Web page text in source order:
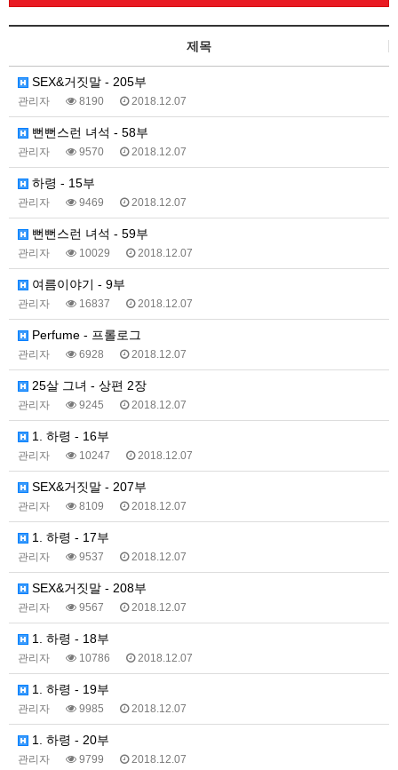
제목
SEX&거짓말 - 205부
관리자 8190 2018.12.07
뻔뻔스런 녀석 - 58부
관리자 9570 2018.12.07
하령 - 15부
관리자 9469 2018.12.07
뻔뻔스런 녀석 - 59부
관리자 10029 2018.12.07
여름이야기 - 9부
관리자 16837 2018.12.07
Perfume - 프롤로그
관리자 6928 2018.12.07
25살 그녀 - 상편 2장
관리자 9245 2018.12.07
1. 하령 - 16부
관리자 10247 2018.12.07
SEX&거짓말 - 207부
관리자 8109 2018.12.07
1. 하령 - 17부
관리자 9537 2018.12.07
SEX&거짓말 - 208부
관리자 9567 2018.12.07
1. 하령 - 18부
관리자 10786 2018.12.07
1. 하령 - 19부
관리자 9985 2018.12.07
1. 하령 - 20부
관리자 9799 2018.12.07